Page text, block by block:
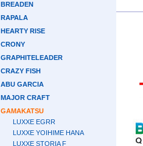
BREADEN
RAPALA
HEARTY RISE
CRONY
GRAPHITELEADER
CRAZY FISH
ABU GARCIA
MAJOR CRAFT
GAMAKATSU
LUXXE EGRR
LUXXE YOIHIME HANA
LUXXE STORIA F